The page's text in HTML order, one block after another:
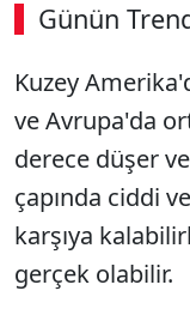
Günün
00:04 / 08:15
Kuzey
ve Avrupa'da
derece düşer
çapında ciddi
karşıya
gerçek olabilir.